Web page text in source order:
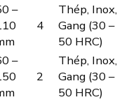
–
4
Thép, Inox,
Gang (30 –
50 HRC)
–
2
Thép, Inox,
Gang (30 –
50 HRC)